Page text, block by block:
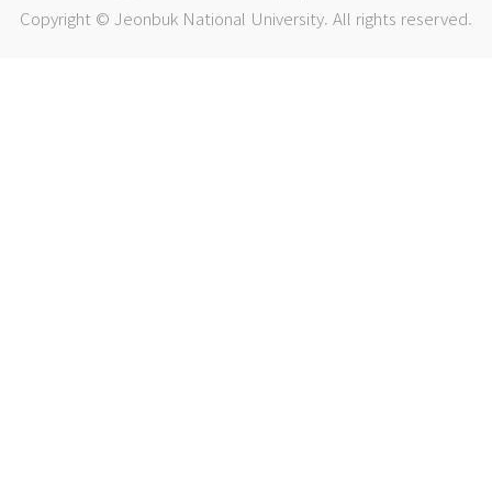
Copyright © Jeonbuk National University. All rights reserved.